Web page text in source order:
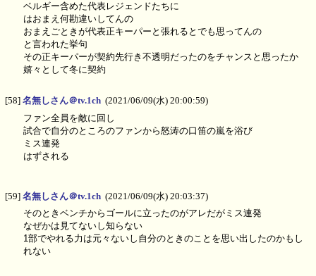
ベルギー含めた代表レジェンドたちに
はおまえ何勘違いしてんの
おまえごときが代表正キーパーと張れるとでも思ってんの
と言われた挙句
その正キーパーが契約先行き不透明だったのをチャンスと思ったか
嬉々として冬に契約
[58] 名無しさん＠tv.1ch (2021/06/09(水) 20:00:59)
ファン全員を敵に回し
試合で自分のところのファンから怒涛の口笛の嵐を浴び
ミス連発
はずされる
[59] 名無しさん＠tv.1ch (2021/06/09(水) 20:03:37)
そのときベンチからゴールに立ったのがアレだがミス連発
なぜかは見てないし知らない
1部でやれる力は元々ないし自分のときのことを思い出したのかもし
れない